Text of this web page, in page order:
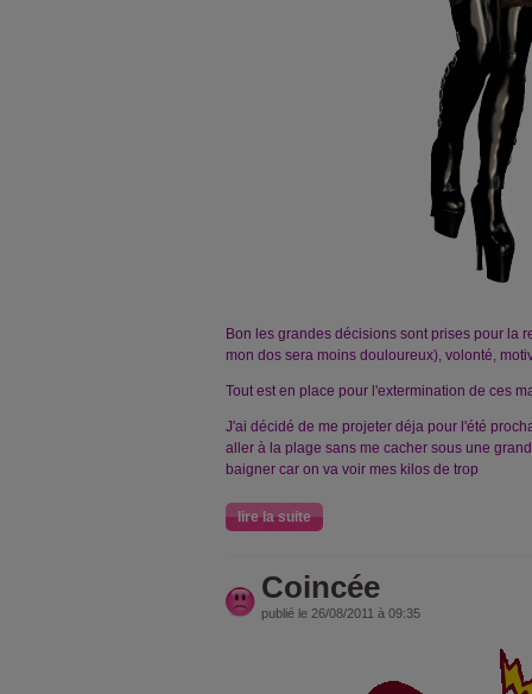
Bon les grandes décisions sont prises pour la
mon dos sera moins douloureux), volonté,
Tout est en place pour l'extermination de ces
J'ai décidé de me projeter déja pour l'été
aller à la plage sans me cacher sous une
baigner car on va voir mes kilos de trop
lire la suite
Coincée
publié le 26/08/2011 à 09:35